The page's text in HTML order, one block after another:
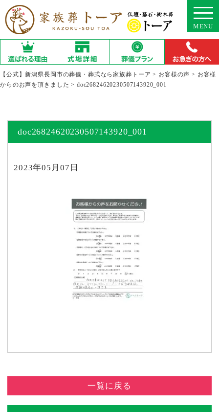
MENU
【公式】新潟県長岡市の葬儀・葬式なら家族葬トーア > お客様の声 > お客様
からのお声を頂きました > doc26824620230507143920_001
doc26824620230507143920_001
2023年05月07日
一覧に戻る